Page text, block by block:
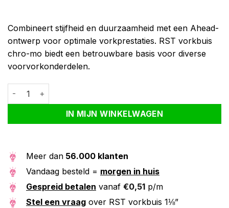
Combineert stijfheid en duurzaamheid met een Ahead-
ontwerp voor optimale vorkprestaties. RST vorkbuis
chro-mo biedt een betrouwbare basis voor diverse
voorvorkonderdelen.
RST vorkbuis 1⅛" ø28.6x240 Ahead chro-mo aantal
IN MIJN WINKELWAGEN
Alternative:
Meer dan 56.000 klanten
Vandaag besteld = morgen in huis
Gespreid betalen vanaf €0,51 p/m
Stel een vraag over RST vorkbuis 1⅛”